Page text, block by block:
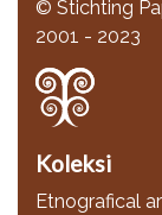
© Stichting
2001 - 2023
Koleksi
Etnografical